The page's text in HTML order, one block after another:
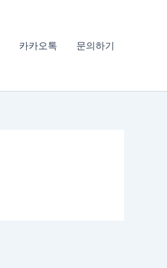
카카오톡 문의하기